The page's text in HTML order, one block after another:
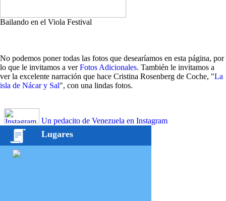
Bailando en el Viola Festival
No podemos poner todas las fotos que desearíamos en esta página, por
lo que le invitamos a verFotos Adicionales. También le invitamos a
ver la excelente narración que hace Cristina Rosenberg de Coche, "La
isla de Nácar y Sal", con una lindas fotos.
Un pedacito de Venezuela en Instagram
Lugares